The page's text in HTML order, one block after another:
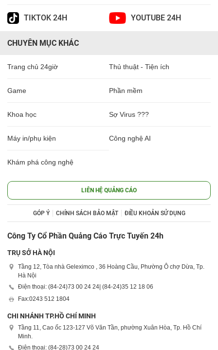
TIKTOK 24H YOUTUBE 24H
CHUYÊN MỤC KHÁC
Trang chủ 24giờ Thủ thuật - Tiện ích
Game Phần mềm
Khoa học Sợ Virus ???
Máy in/phụ kiện Công nghệ AI
Khám phá công nghệ
LIÊN HỆ QUẢNG CÁO
GÓP Ý CHÍNH SÁCH BẢO MẬT ĐIỀU KHOẢN SỬ DỤNG
Công Ty Cổ Phần Quảng Cáo Trực Tuyến 24h
TRỤ SỞ HÀ NỘI
Tầng 12, Tòa nhà Geleximco , 36 Hoàng Cầu, Phường Ô chợ Dừa, Tp.
Hà Nội
Điện thoại: (84-24)73 00 24 24| (84-24)35 12 18 06
Fax:0243 512 1804
CHI NHÁNH TP.HỒ CHÍ MINH
Tầng 11, Cao ốc 123-127 Võ Văn Tần, phường Xuân Hòa, Tp. Hồ Chí
Minh.
Điện thoại: (84-28)73 00 24 24